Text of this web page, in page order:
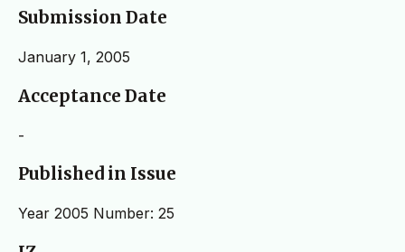
Submission Date
January 1, 2005
Acceptance Date
-
Published in Issue
Year 2005 Number: 25